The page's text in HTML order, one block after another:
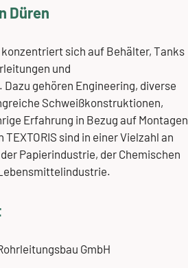
Düren
konzentriert sich auf Behälter, Tanks
und
. Dazu gehören Engineering, diverse
Schweißkonstruktionen,
Erfahrung in Bezug auf Montagen
sind in einer Vielzahl an
Papierindustrie, der Chemischen
.
GmbH